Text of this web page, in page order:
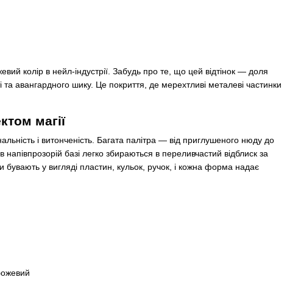
колір в нейл-індустрії. Забудь про те, що цей відтінок — доля
авангардного шику. Це покриття, де мерехтливі металеві частинки
магії
і витонченість. Багата палітра — від приглушеного нюду до
базі легко збираються в переливчастий відблиск за
у вигляді пластин, кульок, ручок, і кожна форма надає